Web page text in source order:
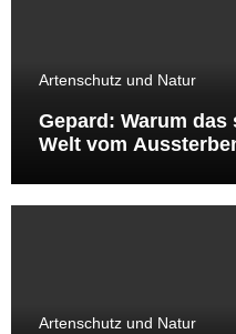
Artenschutz und Natur
Gepard: Warum
Welt vom
Artenschutz und Natur